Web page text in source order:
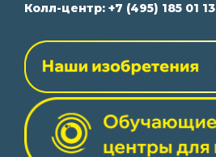
Колл-центр: +7 (495) 185 01 13